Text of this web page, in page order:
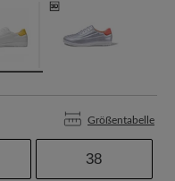
Größentabelle
38